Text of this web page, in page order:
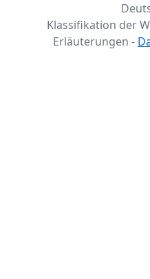
Klassifikation der
Erläuterungen -